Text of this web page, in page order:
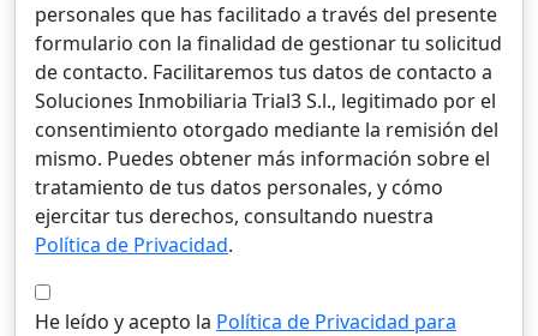
personales que has facilitado a través del presente
formulario con la finalidad de gestionar tu solicitud
de contacto. Facilitaremos tus datos de contacto a
Soluciones Inmobiliaria Trial3 S.l., legitimado por el
consentimiento otorgado mediante la remisión del
mismo. Puedes obtener más información sobre el
tratamiento de tus datos personales, y cómo
ejercitar tus derechos, consultando nuestra
Política de Privacidad.
He leído y acepto la Política de Privacidad para